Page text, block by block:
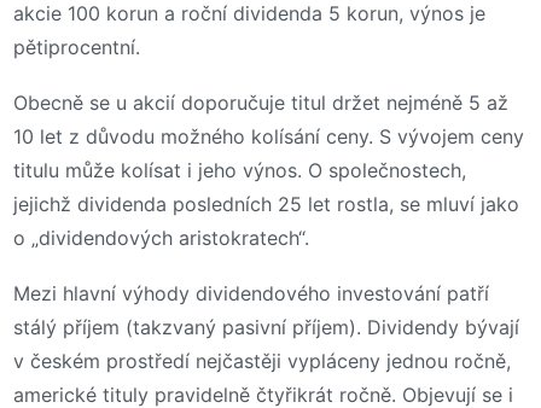
akcie 100 korun a roční dividenda 5 korun, výnos je
pětiprocentní.
Obecně se u akcií doporučuje titul držet nejméně 5 až
10 let z důvodu možného kolísání ceny. S vývojem ceny
titulu může kolísat i jeho výnos. O společnostech,
jejichž dividenda posledních 25 let rostla, se mluví jako
o „dividendových aristokratech“.
Mezi hlavní výhody dividendového investování patří
stálý příjem (takzvaný pasivní příjem). Dividendy bývají
v českém prostředí nejčastěji vypláceny jednou ročně,
americké tituly pravidelně čtyřikrát ročně. Objevují se i